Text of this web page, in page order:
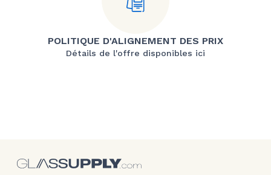
POLITIQUE D'ALIGNEMENT DES PRIX
Détails de l'offre disponibles ici